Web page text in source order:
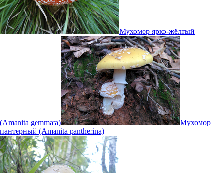
Мухомор ярко-жёлтый
(Amanita gemmata)
Мухомор
пантерный (Amanita pantherina)